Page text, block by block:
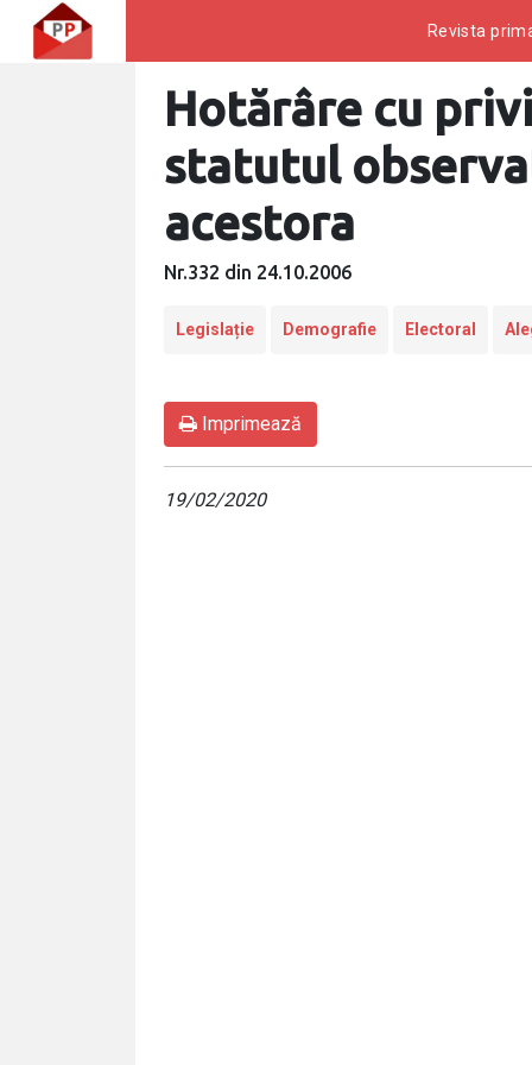
Revista
Hotărâre cu
statutul
acestora
Nr.332 din 24.10.2006
Legislație Demografie Electoral
Imprimează
19/02/2020